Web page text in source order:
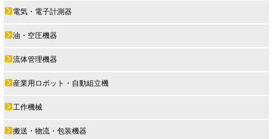
電気・電子計測器
油・空圧機器
流体管理機器
産業用ロボット・自動組立機
工作機械
搬送・物流・包装機器